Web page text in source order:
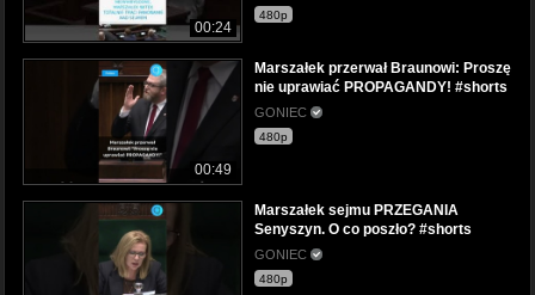
00:24
480p
00:49
Marszałek przerwał Braunowi: Proszę
nie uprawiać PROPAGANDY! #shorts
GONIEC
480p
Marszałek sejmu PRZEGANIA
Senyszyn. O co poszło? #shorts
GONIEC
480p